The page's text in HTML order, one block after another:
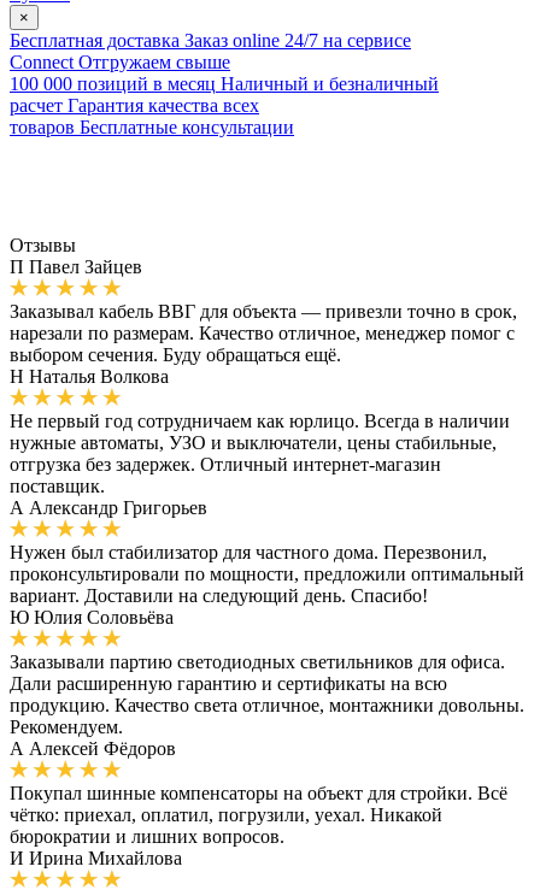
×
Бесплатная доставка Заказ online 24/7 на сервисе
Connect Отгружаем свыше
100 000 позиций в месяц Наличный и безналичный
расчет Гарантия качества всех
товаров Бесплатные консультации
Отзывы
П Павел Зайцев
Заказывал кабель ВВГ для объекта — привезли точно в срок,
нарезали по размерам. Качество отличное, менеджер помог с
выбором сечения. Буду обращаться ещё.
Н Наталья Волкова
Не первый год сотрудничаем как юрлицо. Всегда в наличии
нужные автоматы, УЗО и выключатели, цены стабильные,
отгрузка без задержек. Отличный интернет-магазин
поставщик.
А Александр Григорьев
Нужен был стабилизатор для частного дома. Перезвонил,
проконсультировали по мощности, предложили оптимальный
вариант. Доставили на следующий день. Спасибо!
Ю Юлия Соловьёва
Заказывали партию светодиодных светильников для офиса.
Дали расширенную гарантию и сертификаты на всю
продукцию. Качество света отличное, монтажники довольны.
Рекомендуем.
А Алексей Фёдоров
Покупал шинные компенсаторы на объект для стройки. Всё
чётко: приехал, оплатил, погрузили, уехал. Никакой
бюрократии и лишних вопросов.
И Ирина Михайлова